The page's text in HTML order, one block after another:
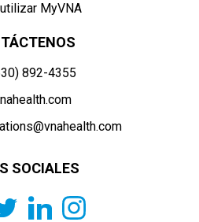
MyVNA
892-4355
SOCIALES